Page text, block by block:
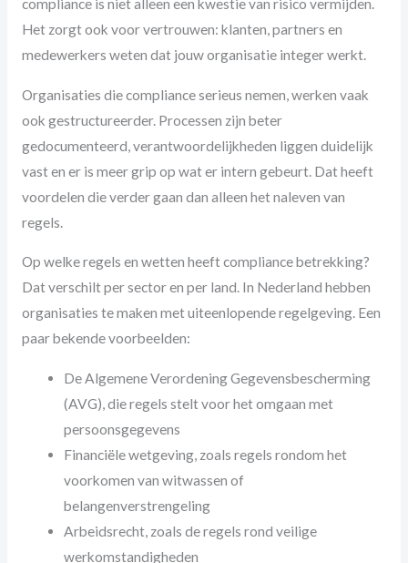
compliance is niet alleen een kwestie van risico vermijden.
Het zorgt ook voor vertrouwen: klanten, partners en
medewerkers weten dat jouw organisatie integer werkt.
Organisaties die compliance serieus nemen, werken vaak
ook gestructureerder. Processen zijn beter
gedocumenteerd, verantwoordelijkheden liggen duidelijk
vast en er is meer grip op wat er intern gebeurt. Dat heeft
voordelen die verder gaan dan alleen het naleven van
regels.
Op welke regels en wetten heeft compliance betrekking?
Dat verschilt per sector en per land. In Nederland hebben
organisaties te maken met uiteenlopende regelgeving. Een
paar bekende voorbeelden:
De Algemene Verordening Gegevensbescherming
(AVG), die regels stelt voor het omgaan met
persoonsgegevens
Financiële wetgeving, zoals regels rondom het
voorkomen van witwassen of
belangenverstrengeling
Arbeidsrecht, zoals de regels rond veilige
werkomstandigheden